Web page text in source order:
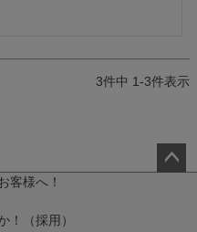
3件中 1-3件表示
客様へ！
！（採用）